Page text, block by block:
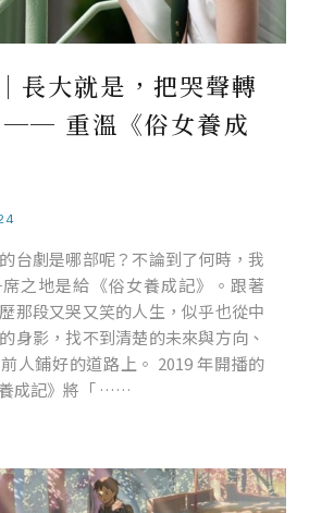
長大就是，把哭聲轉
── 重溫《俗女養成
台劇是哪部呢？不論到了何時，我
之地是給《俗女養成記》。跟著
那段又哭又笑的人生，似乎也從中
身影，找不到清楚的未來與方向、
人鋪好的道路上。 2019 年開播的
成記》將「 ……